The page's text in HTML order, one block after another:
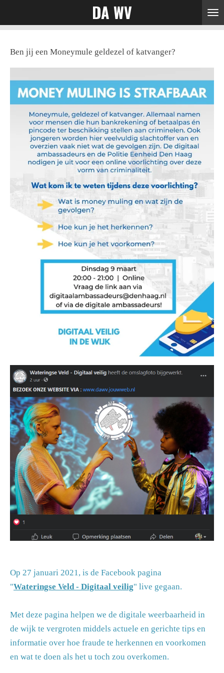
direct
de
hoofdinhoud
DA WV
Ben jij een Moneymule geldezel of katvanger?
Op 27 januari 2021, is de Facebook pagina
"Wateringse Veld - Digitaal veilig" live gegaan.
Met deze pagina helpen we de digitale weerbaarheid in
de wijk te vergroten middels actuele en gerichte tips en
informatie over hoe fraude te herkennen en voorkomen
en wat te doen als het u toch zou overkomen.